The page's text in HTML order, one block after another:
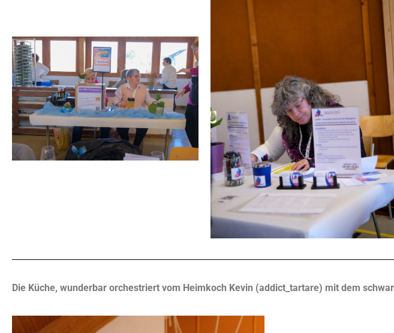
Die Küche, wunderbar orchestriert vom Heimkoch Kevin (addict_tartare) mit dem